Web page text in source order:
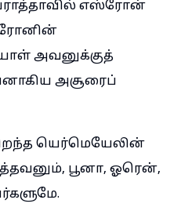
எஸ்ரோன்
அவனுக்குத்
அசூரைப்
யெர்மெயேலின்
பூனா, ஓரென்,